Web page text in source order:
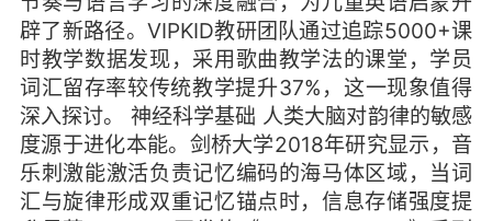
辟了新路径。VIPKID教研团队通过追踪5000+课
时教学数据发现，采用歌曲教学法的课堂，学员
词汇留存率较传统教学提升37%，这一现象值得
深入探讨。 神经科学基础 人类大脑对韵律的敏感
度源于进化本能。剑桥大学2018年研究显示，音
乐刺激能激活负责记忆编码的海马体区域，当词
汇与旋律形成双重记忆锚点时，信息存储强度提